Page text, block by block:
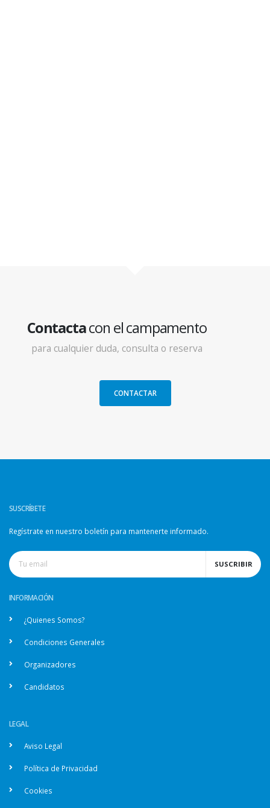
Contactacon el campamento
para cualquier duda, consulta o reserva
CONTACTAR
SUSCRÍBETE
Regístrate en nuestro boletín para mantenerte informado.
SUSCRIBIR
INFORMACIÓN
¿Quienes Somos?
Condiciones Generales
Organizadores
Candidatos
LEGAL
Aviso Legal
Política de Privacidad
Cookies